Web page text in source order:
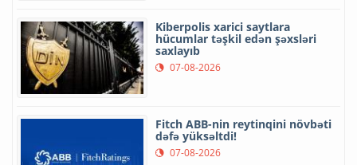
Kiberpolis xarici saytlara
hücumlar təşkil edən şəxsləri
saxlayıb
07-08-2026
Fitch ABB-nin reytinqini növbəti
dəfə yüksəltdi!
07-08-2026